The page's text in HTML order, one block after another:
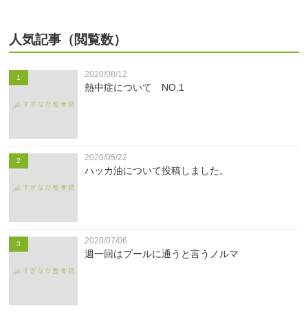
人気記事（閲覧数）
1 2020/08/12
熱中症について NO.1
2 2020/05/22
ハッカ油について投稿しました。
3 2020/07/06
週一回はプールに通うと言うノルマ